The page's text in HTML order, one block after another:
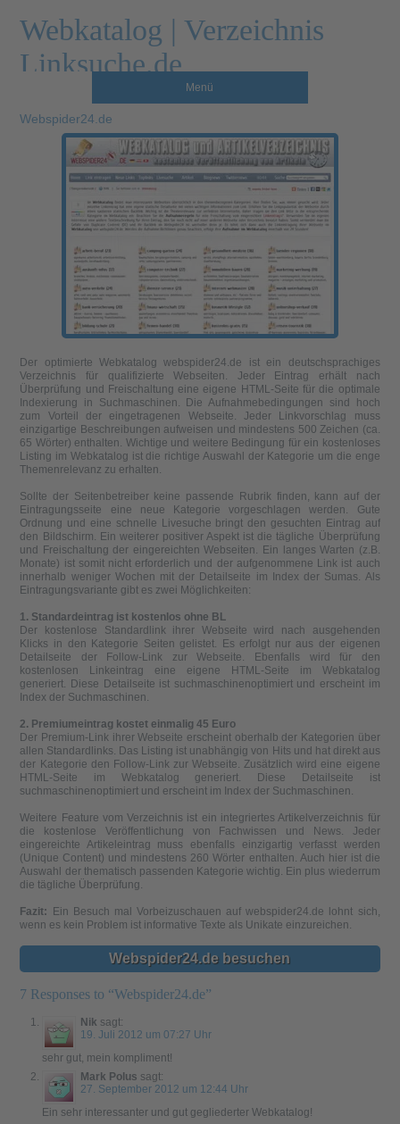
Webkatalog | Verzeichnis
Linksuche.de
Menü
Webspider24.de
Der optimierte Webkatalog webspider24.de ist ein deutschsprachiges
Verzeichnis für qualifizierte Webseiten. Jeder Eintrag erhält nach
Überprüfung und Freischaltung eine eigene HTML-Seite für die optimale
Indexierung in Suchmaschinen. Die Aufnahmebedingungen sind hoch
zum Vorteil der eingetragenen Webseite. Jeder Linkvorschlag muss
einzigartige Beschreibungen aufweisen und mindestens 500 Zeichen (ca.
65 Wörter) enthalten. Wichtige und weitere Bedingung für ein kostenloses
Listing im Webkatalog ist die richtige Auswahl der Kategorie um die enge
Themenrelevanz zu erhalten.
Sollte der Seitenbetreiber keine passende Rubrik finden, kann auf der
Eintragungsseite eine neue Kategorie vorgeschlagen werden. Gute
Ordnung und eine schnelle Livesuche bringt den gesuchten Eintrag auf
den Bildschirm. Ein weiterer positiver Aspekt ist die tägliche Überprüfung
und Freischaltung der eingereichten Webseiten. Ein langes Warten (z.B.
Monate) ist somit nicht erforderlich und der aufgenommene Link ist auch
innerhalb weniger Wochen mit der Detailseite im Index der Sumas. Als
Eintragungsvariante gibt es zwei Möglichkeiten:
1. Standardeintrag ist kostenlos ohne BL
Der kostenlose Standardlink ihrer Webseite wird nach ausgehenden
Klicks in den Kategorie Seiten gelistet. Es erfolgt nur aus der eigenen
Detailseite der Follow-Link zur Webseite. Ebenfalls wird für den
kostenlosen Linkeintrag eine eigene HTML-Seite im Webkatalog
generiert. Diese Detailseite ist suchmaschinenoptimiert und erscheint im
Index der Suchmaschinen.
2. Premiumeintrag kostet einmalig 45 Euro
Der Premium-Link ihrer Webseite erscheint oberhalb der Kategorien über
allen Standardlinks. Das Listing ist unabhängig von Hits und hat direkt aus
der Kategorie den Follow-Link zur Webseite. Zusätzlich wird eine eigene
HTML-Seite im Webkatalog generiert. Diese Detailseite ist
suchmaschinenoptimiert und erscheint im Index der Suchmaschinen.
Weitere Feature vom Verzeichnis ist ein integriertes Artikelverzeichnis für
die kostenlose Veröffentlichung von Fachwissen und News. Jeder
eingereichte Artikeleintrag muss ebenfalls einzigartig verfasst werden
(Unique Content) und mindestens 260 Wörter enthalten. Auch hier ist die
Auswahl der thematisch passenden Kategorie wichtig. Ein plus wiederrum
die tägliche Überprüfung.
Fazit: Ein Besuch mal Vorbeizuschauen auf webspider24.de lohnt sich,
wenn es kein Problem ist informative Texte als Unikate einzureichen.
Webspider24.de besuchen
7 Responses to “Webspider24.de”
Nik sagt:
19. Juli 2012 um 07:27 Uhr
sehr gut, mein kompliment!
Mark Polus sagt:
27. September 2012 um 12:44 Uhr
Ein sehr interessanter und gut gegliederter Webkatalog!